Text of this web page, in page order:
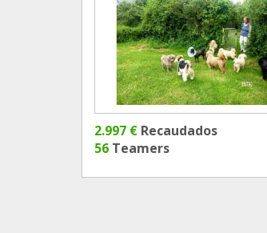
2.997 € Recaudados
56 Teamers